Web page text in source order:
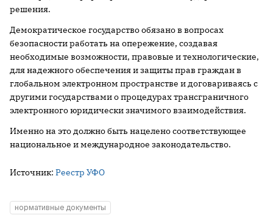
решения.
Демократическое государство обязано в вопросах
безопасности работать на опережение, создавая
необходимые возможности, правовые и технологические,
для надежного обеспечения и защиты прав граждан в
глобальном электронном пространстве и договариваясь с
другими государствами о процедурах трансграничного
электронного юридически значимого взаимодействия.
Именно на это должно быть нацелено соответствующее
национальное и международное законодательство.
Источник: Реестр УФО
нормативные документы